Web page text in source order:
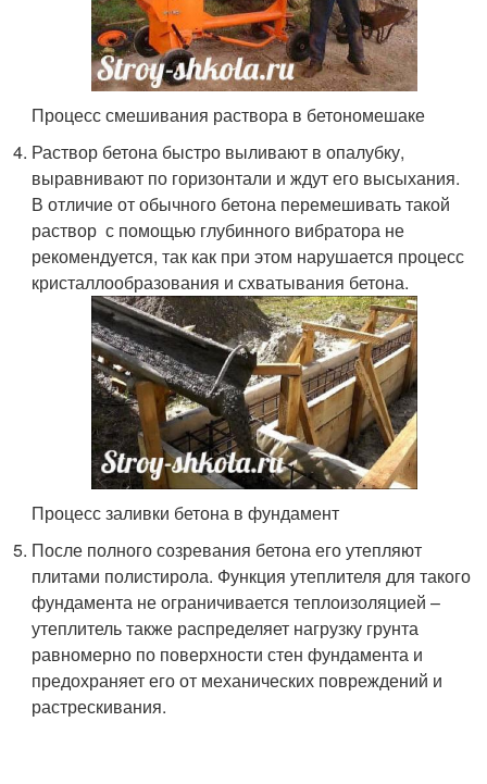
Процесс смешивания раствора в бетономешаке
Раствор бетона быстро выливают в опалубку,
выравнивают по горизонтали и ждут его высыхания.
В отличие от обычного бетона перемешивать такой
раствор с помощью глубинного вибратора не
рекомендуется, так как при этом нарушается процесс
кристаллообразования и схватывания бетона.
Процесс заливки бетона в фундамент
После полного созревания бетона его утепляют
плитами полистирола. Функция утеплителя для такого
фундамента не ограничивается теплоизоляцией –
утеплитель также распределяет нагрузку грунта
равномерно по поверхности стен фундамента и
предохраняет его от механических повреждений и
растрескивания.